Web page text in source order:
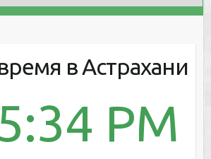
в Астрахани
PM